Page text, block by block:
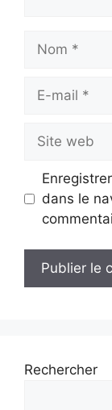
mail
web
dans le
Rechercher